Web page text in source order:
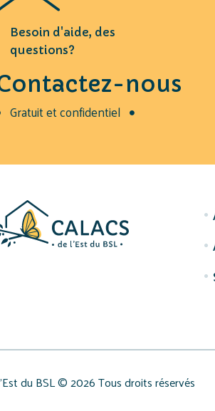
Besoin d'aide, des
questions?
nous
Gratuit et confidentiel
du BSL © 2026 Tous droits réservés